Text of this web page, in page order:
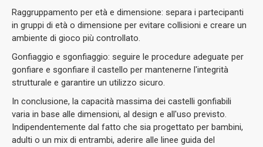
Raggruppamento per età e dimensione: separa i partecipanti
in gruppi di età o dimensione per evitare collisioni e creare un
ambiente di gioco più controllato.
Gonfiaggio e sgonfiaggio: seguire le procedure adeguate per
gonfiare e sgonfiare il castello per mantenerne l'integrità
strutturale e garantire un utilizzo sicuro.
In conclusione, la capacità massima dei castelli gonfiabili
varia in base alle dimensioni, al design e all'uso previsto.
Indipendentemente dal fatto che sia progettato per bambini,
adulti o un mix di entrambi, aderire alle linee guida del